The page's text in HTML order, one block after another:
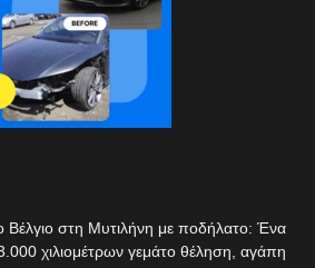
Βέλγιο στη Μυτιλήνη με ποδήλατο: Ένα
3.000 χιλιομέτρων γεμάτο θέληση, αγάπη